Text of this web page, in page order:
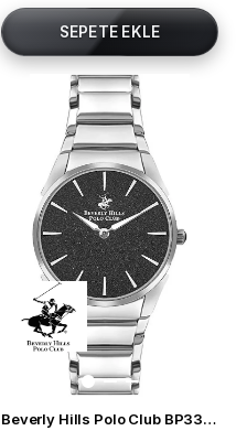
SEPETE EKLE
Beverly Hills Polo Club BP3384C.350 Kadın Kol Saati